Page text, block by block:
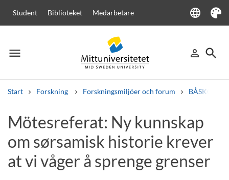
Student Biblioteket Medarbetare language
Language
Tema
menu
Meny person_outline
Logga in
search
Sök
Start Forskning Forskningsmiljöer och forum BÅSKOES
Andra söktjänster
Kurser och program Kursplaner VälkomstbrevPersonal
Lediga jobb
Mötesreferat: Ny kunnskap
om sørsamisk historie krever
at vi våger å sprenge grenser